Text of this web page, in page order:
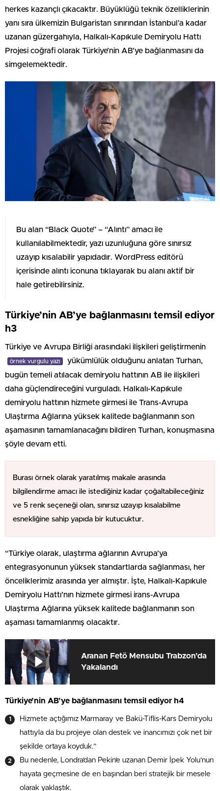
herkes kazançlı çıkacaktır. Büyüklüğü teknik özelliklerinin
yanı sıra ülkemizin Bulgaristan sınırından İstanbul’a kadar
uzanan güzergahıyla, Halkalı-Kapıkule Demiryolu Hattı
Projesi coğrafi olarak Türkiye’nin AB’ye bağlanmasını da
simgelemektedir.
Bu alan “Black Quote” – “Alıntı” amacı ile
kullanılabilmektedir, yazı uzunluğuna göre sınırsız
uzayıp kısalabilir yapıdadır. WordPress editörü
içerisinde alıntı iconuna tıklayarak bu alanı aktif bir
hale getirebilirsiniz.
Türkiye’nin AB’ye bağlanmasını temsil ediyor
h3
Türkiye ve Avrupa Birliği arasındaki ilişkileri geliştirmenin
örnek vurgulu yazı
yükümlülük olduğunu anlatan Turhan,
bugün temeli atılacak demiryolu hattının AB ile ilişkileri
daha güçlendireceğini vurguladı. Halkalı-Kapıkule
demiryolu hattının hizmete girmesi ile Trans-Avrupa
Ulaştırma Ağlarına yüksek kalitede bağlanmanın son
aşamasının tamamlanacağını bildiren Turhan, konuşmasına
şöyle devam etti.
Burası örnek olarak yaratılmış makale arasında
bilgilendirme amacı ile istediğiniz kadar çoğaltabileceğiniz
ve 5 renk seçeneği olan, sınırsız uzayıp kısalabilme
esnekliğine sahip yapıda bir kutucuktur.
“Türkiye olarak, ulaştırma ağlarının Avrupa’ya
entegrasyonunun yüksek standartlarda sağlanması, her
önceliklerimiz arasında yer almıştır. İşte, Halkalı-Kapıkule
Demiryolu Hattı’nın hizmete girmesi irans-Avrupa
Ulaştırma Ağlarına yüksek kalitede bağlanmanın son
aşaması tamamlanmış olacaktır.
Aranan Fetö Mensubu Trabzon’da
Yakalandı
Türkiye’nin AB’ye bağlanmasını temsil ediyor h4
Hizmete açtığımız Marmaray ve Bakü-Tiflis-Kars Demiryolu
hattıyla da bu projeye olan destek ve inancımızı çok net bir
şekilde ortaya koyduk.”
Bu nedenle, Londra’dan Pekin’e uzanan Demir İpek Yolu’nun
hayata geçmesine de en başından beri stratejik bir mesele
olarak yaklaştık.